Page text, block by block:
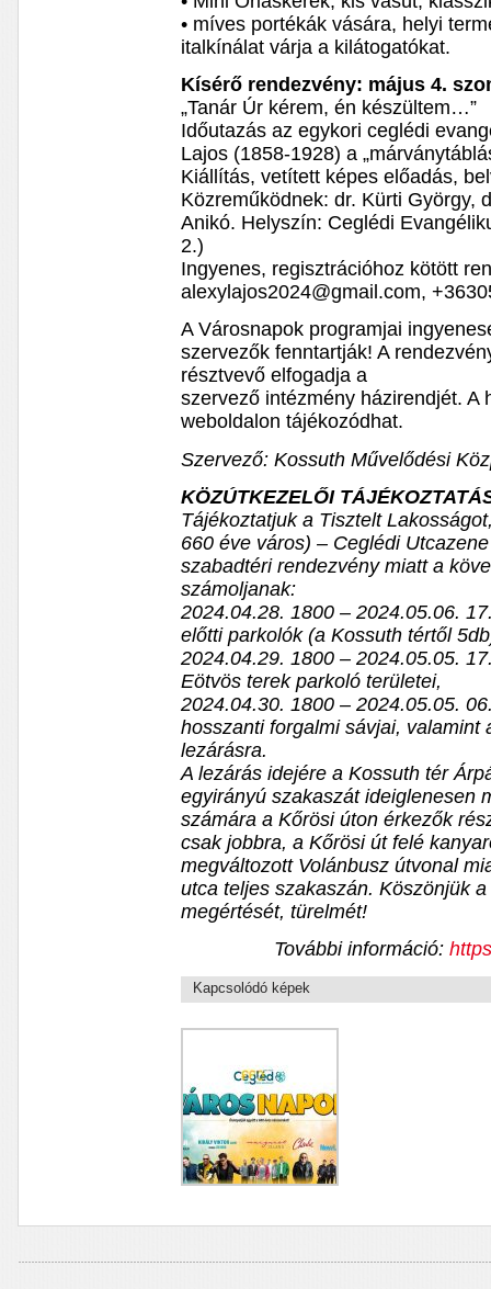
• míves portékák vására, helyi
italkínálat várja a kilátogatókat.
Kísérő rendezvény: május 4.
„Tanár Úr kérem, én készültem…”
Időutazás az egykori ceglédi
Lajos (1858-1928) a
Kiállítás, vetített képes előadás,
Közreműködnek: dr. Kürti György,
Anikó. Helyszín: Ceglédi
2.)
Ingyenes, regisztrációhoz kötött
alexylajos2024@gmail.com,
A Városnapok programjai
szervezők fenntartják! A
résztvevő elfogadja a
szervező intézmény házirendjét. A
weboldalon tájékozódhat.
Szervező: Kossuth Művelődési
KÖZÚTKEZELŐI
Tájékoztatjuk a Tisztelt
660 éve város) – Ceglédi
szabadtéri rendezvény miatt a
számoljanak:
2024.04.28. 1800 – 2024.05.06.
előtti parkolók (a Kossuth tértől
2024.04.29. 1800 – 2024.05.05.
Eötvös terek parkoló területei,
2024.04.30. 1800 – 2024.05.05.
hosszanti forgalmi sávjai, valamint
lezárásra.
A lezárás idejére a Kossuth tér
egyirányú szakaszát ideiglenesen
számára a Kőrösi úton érkezők
csak jobbra, a Kőrösi út felé
megváltozott Volánbusz útvonal
utca teljes szakaszán. Köszönjük
megértését, türelmét!
További információ:
Kapcsolódó képek